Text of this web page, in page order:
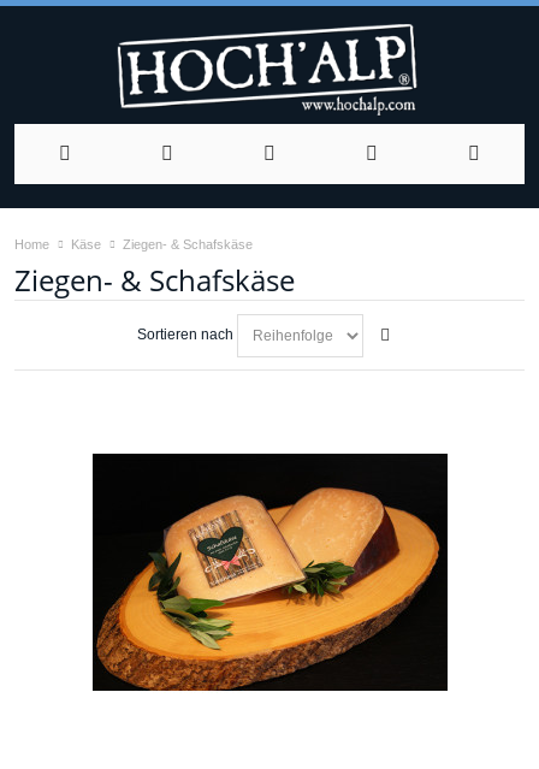
Home Käse Ziegen- & Schafskäse
Ziegen- & Schafskäse
Sortieren nach